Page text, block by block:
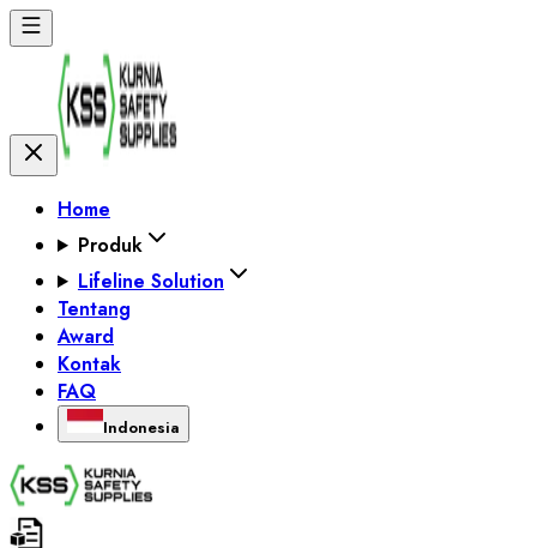
Home
Produk
Lifeline Solution
Tentang
Award
Kontak
FAQ
Indonesia